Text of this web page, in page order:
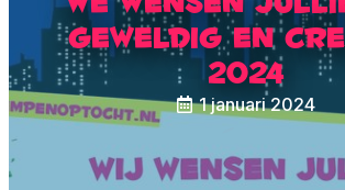
geweldig en
2024
1 januari 2024